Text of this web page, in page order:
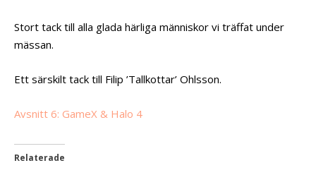
Stort tack till alla glada härliga människor vi träffat under
mässan.
Ett särskilt tack till Filip ’Tallkottar’ Ohlsson.
Avsnitt 6: GameX & Halo 4
Relaterade